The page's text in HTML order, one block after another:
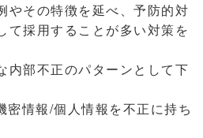
やその特徴を延べ、予防的対
て採用することが多い対策を
部不正のパターンとして下
情報/個人情報を不正に持ち